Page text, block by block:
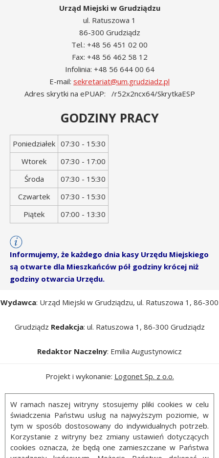
Urząd Miejski w Grudziądzu
ul. Ratuszowa 1
86-300 Grudziądz
Tel.: +48 56 451 02 00
Fax: +48 56 462 58 12
Infolinia: +48 56 644 00 64
E-mail: sekretariat@um.grudziadz.pl
Adres skrytki na ePUAP: /r52x2ncx64/SkrytkaESP
GODZINY PRACY
Dzień
tygodnia
Godziny
otwarcia
Poniedziałek 07:30 - 15:30
Wtorek
07:30 - 17:00
Środa
07:30 - 15:30
Czwartek
07:30 - 15:30
Piątek
07:00 - 13:30
Informujemy, że każdego dnia kasy Urzędu Miejskiego
są otwarte dla Mieszkańców pół godziny krócej niż
godziny otwarcia Urzędu.
Wydawca: Urząd Miejski w Grudziądzu, ul. Ratuszowa 1, 86-300
Grudziądz Redakcja: ul. Ratuszowa 1, 86-300 Grudziądz
Redaktor Naczelny: Emilia Augustynowicz
Projekt i wykonanie: Logonet Sp. z o.o.
W ramach naszej witryny stosujemy pliki cookies w celu
świadczenia Państwu usług na najwyższym poziomie, w
tym w sposób dostosowany do indywidualnych potrzeb.
Korzystanie z witryny bez zmiany ustawień dotyczących
cookies oznacza, że będą one zamieszczane w Państwa